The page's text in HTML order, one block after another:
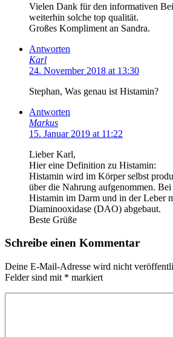
Vielen Dank für den informativen
weiterhin solche top qualität.
Großes Kompliment an Sandra.
Antworten
Karl
24. November 2018 at 13:30
Stephan, Was genau ist Histamin?
Antworten
Markus
15. Januar 2019 at 11:22
Lieber Karl,
Hier eine Definition zu Histamin:
Histamin wird im Körper selbst
über die Nahrung aufgenommen.
Histamin im Darm und in der Leber
Diaminooxidase (DAO) abgebaut.
Beste Grüße
Schreibe einen Kommentar
Deine E-Mail-Adresse wird nicht
Felder sind mit * markiert